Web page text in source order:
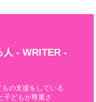
人 - WRITER -
の支援をしている
子どもが尊重さ